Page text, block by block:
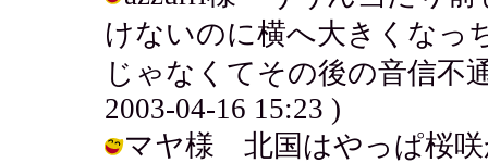
けないのに横へ大きくなっ
じゃなくてその後の音信不
2003-04-16 15:23 )
マヤ様 北国はやっぱ桜咲